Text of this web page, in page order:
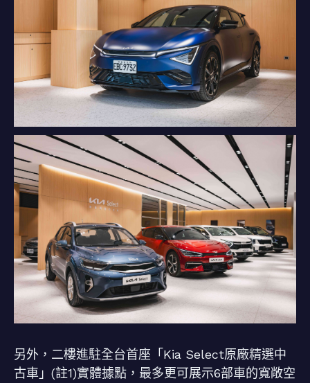
另外，二樓進駐全台首座「Kia Select原廠精選中
古車」(註1)實體據點，最多更可展示6部車的寬敞空